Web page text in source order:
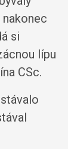
si
lípu
CSc.